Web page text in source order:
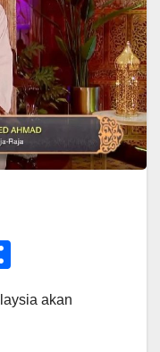
ar akan